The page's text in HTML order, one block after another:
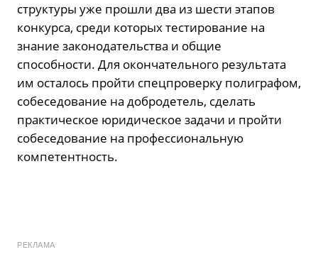
структуры уже прошли два из шести этапов
конкурса, среди которых тестирование на
знание законодательства и общие
способности. Для окончательного результата
им осталось пройти спецпроверку полиграфом,
собеседование на добродетель, сделать
практическое юридическое задачи и пройти
собеседование на профессиональную
компетентность.
РЕКЛАМА